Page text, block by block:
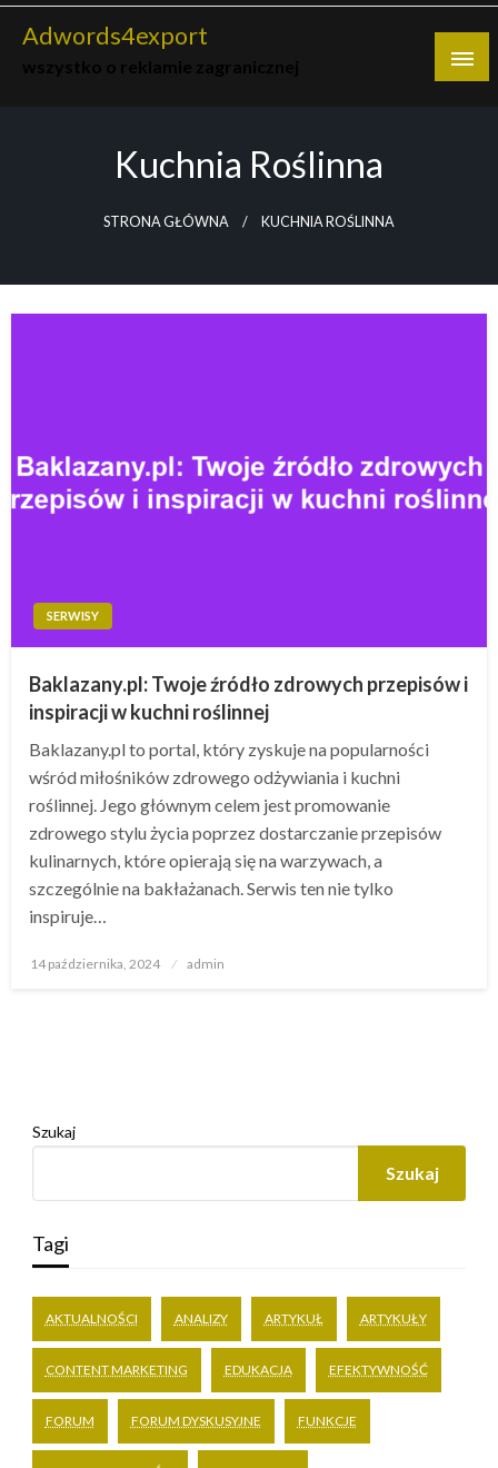
Skip
Adwords4export
Kuchnia Roślinna
STRONA GŁÓWNA KUCHNIA ROŚLINNA
SERWISY
Baklazany.pl: Twoje źródło zdrowych przepisów i
inspiracji w kuchni roślinnej
Baklazany.pl to portal, który zyskuje na popularności
wśród miłośników zdrowego odżywiania i kuchni
roślinnej. Jego głównym celem jest promowanie
zdrowego stylu życia poprzez dostarczanie przepisów
kulinarnych, które opierają się na warzywach, a
szczególnie na bakłażanach. Serwis ten nie tylko
inspiruje…
Opublikowane
14 października, 2024 admin
Szukaj
Szukaj
Tagi
AKTUALNOŚCI ANALIZY ARTYKUŁ ARTYKUŁY
CONTENT MARKETING EDUKACJA EFEKTYWNOŚĆ
FORUM FORUM DYSKUSYJNE FUNKCJE